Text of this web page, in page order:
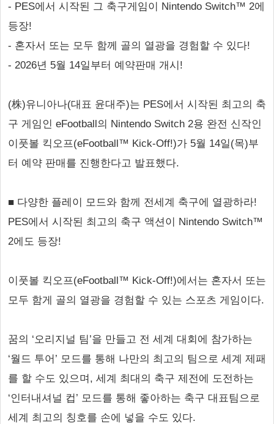
- PES에서 시작된 그 축구게임이 Nintendo Switch™ 2에
등장!
- 혼자서 또는 모두 함께 골의 열광을 경험할 수 있다!
- 2026년 5월 14일부터 예약판매 개시!
(株)유니아나(대표 윤대주)는 PES에서 시작된 최고의 축
구 게임인 eFootball의 Nintendo Switch 2용 완전 신작인
이풋볼 킥오프(eFootball™ Kick-Off!)가 5월 14일(목)부
터 예약 판매를 진행한다고 발표했다.
■ 다양한 플레이 모드와 함께 전세계 축구에 열광하라!
PES에서 시작된 최고의 축구 액션이 Nintendo Switch™
2에도 등장!
이풋볼 킥오프(eFootball™ Kick-Off!)에서는 혼자서 또는
모두 함게 골의 열광을 경험할 수 있는 스포츠 게임이다.
꿈의 ‘오리지널 팀’을 만들고 전 세계 대회에 참가하는
‘월드 투어’ 모드를 통해 나만의 최고의 팀으로 세계 제패
를 할 수도 있으며, 세계 최대의 축구 제전에 도전하는
‘인터내셔널 컵’ 모드를 통해 좋아하는 축구 대표팀으로
세계 최고의 칭호를 손에 넣을 수도 있다.